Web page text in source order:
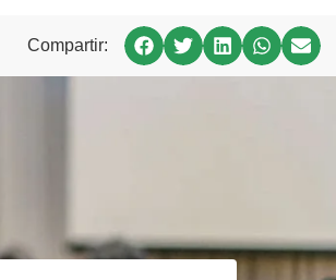
Compartir: